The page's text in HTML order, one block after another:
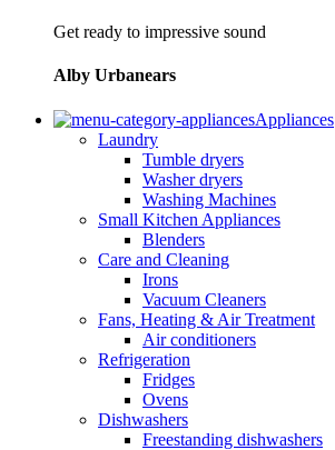
Get ready to impressive sound
Alby Urbanears
Appliances
Laundry
Tumble dryers
Washer dryers
Washing Machines
Small Kitchen Appliances
Blenders
Care and Cleaning
Irons
Vacuum Cleaners
Fans, Heating & Air Treatment
Air conditioners
Refrigeration
Fridges
Ovens
Dishwashers
Freestanding dishwashers